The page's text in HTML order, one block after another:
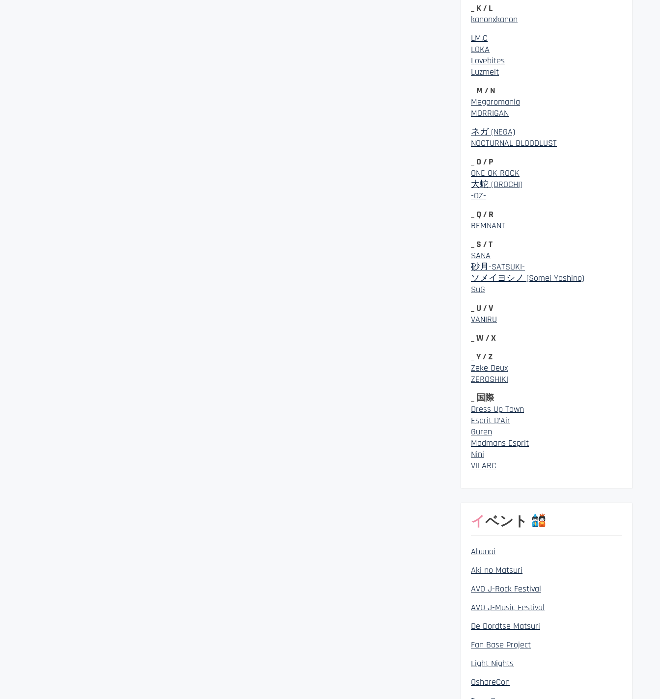
_ K / L
kanonxkanon
LM.C
LOKA
Lovebites
Luzmelt
_ M / N
Megaromania
MORRIGAN
ネガ (NEGA)
NOCTURNAL BLOODLUST
_ O / P
ONE OK ROCK
大蛇 (OROCHI)
-OZ-
_ Q / R
REMNANT
_ S / T
SANA
砂月-SATSUKI-
ソメイヨシノ (Somei Yoshino)
SuG
_ U / V
VANIRU
_ W / X
_ Y / Z
Zeke Deux
ZEROSHIKI
_ 国際
Dress Up Town
Esprit D’Air
Guren
Madmans Esprit
Nini
VII ARC
イベント
Abunai
Aki no Matsuri
AVO J-Rock Festival
AVO J-Music Festival
De Dordtse Matsuri
Fan Base Project
Light Nights
OshareCon